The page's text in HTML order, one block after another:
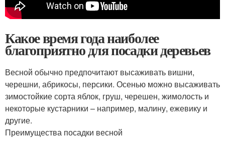
Какое время года наиболее
благоприятно для посадки деревьев
Весной обычно предпочитают высаживать вишни,
черешни, абрикосы, персики. Осенью можно высаживать
зимостойкие сорта яблок, груш, черешен, жимолость и
некоторые кустарники – например, малину, ежевику и
другие.
Преимущества посадки весной